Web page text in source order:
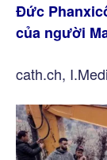
Đức
của người
cath.ch,